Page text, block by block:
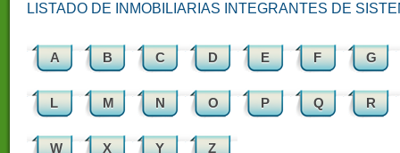
LISTADO DE INMOBILIARIAS INTEGRANTES DE
A B C D E F G
L M N O P Q R
W X Y Z